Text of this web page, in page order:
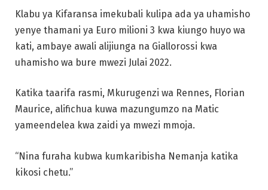
Klabu ya Kifaransa imekubali kulipa ada ya uhamisho
yenye thamani ya Euro milioni 3 kwa kiungo huyo wa
kati, ambaye awali alijiunga na Giallorossi kwa
uhamisho wa bure mwezi Julai 2022.
Katika taarifa rasmi, Mkurugenzi wa Rennes, Florian
Maurice, alifichua kuwa mazungumzo na Matic
yameendelea kwa zaidi ya mwezi mmoja.
“Nina furaha kubwa kumkaribisha Nemanja katika
kikosi chetu.”